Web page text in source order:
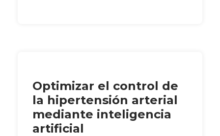
Optimizar el control de
la hipertensión arterial
mediante inteligencia
artificial